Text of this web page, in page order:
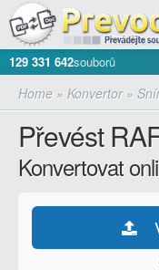
129 331 642souborů
Home » Konvertor»
Převést
Konvertovat